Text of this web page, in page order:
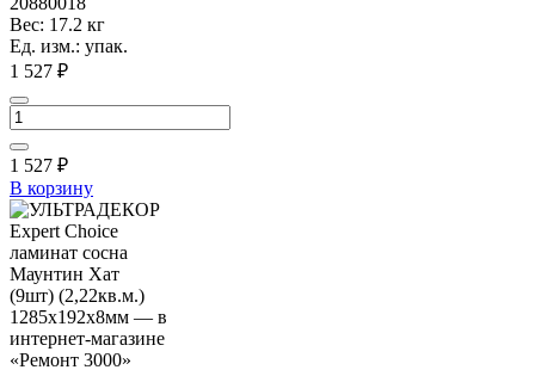
Вес: 17.2 кг
Ед. изм.: упак.
1 527 ₽
1 527 ₽
В корзину